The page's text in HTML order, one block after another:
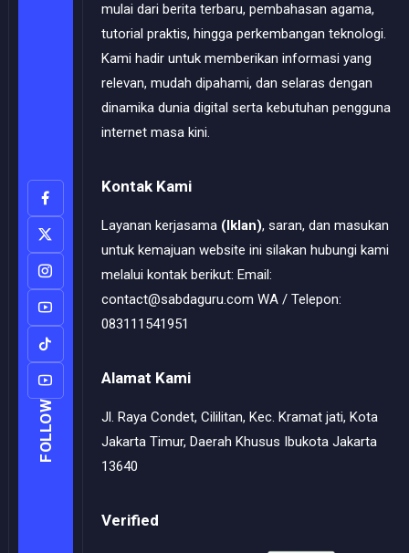
FOLLOW
mulai dari berita terbaru, pembahasan agama,
tutorial praktis, hingga perkembangan teknologi.
Kami hadir untuk memberikan informasi yang
relevan, mudah dipahami, dan selaras dengan
dinamika dunia digital serta kebutuhan pengguna
internet masa kini.
Kontak Kami
Layanan kerjasama (Iklan), saran, dan masukan
untuk kemajuan website ini silakan hubungi kami
melalui kontak berikut: Email:
contact@sabdaguru.com WA / Telepon:
083111541951
Alamat Kami
Jl. Raya Condet, Cililitan, Kec. Kramat jati, Kota
Jakarta Timur, Daerah Khusus Ibukota Jakarta
13640
Verified